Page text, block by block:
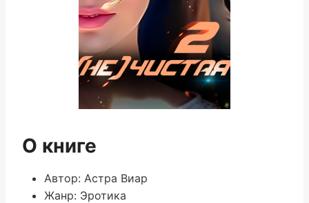
О книге
Автор: Астра Виар
Жанр: Эротика